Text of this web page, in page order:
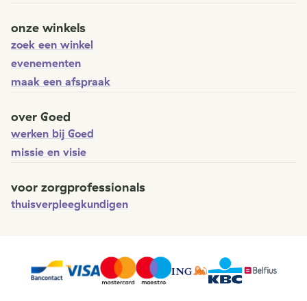
onze winkels
zoek een winkel
evenementen
maak een afspraak
over Goed
werken bij Goed
missie en visie
voor zorgprofessionals
thuisverpleegkundigen